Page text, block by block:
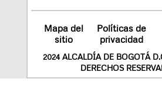
Mapa del
sitio
Políticas de
privacidad
2024 ALCALDÍA DE BOGOTÁ
DERECHOS